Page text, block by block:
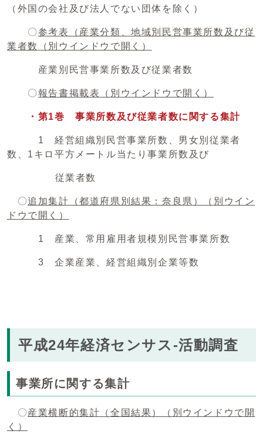
（外国の会社及び法人でない団体を除く）
〇参考表（産業分類、地域別民営事業所数及び従
業者数
（別ウインドウで開く）
産業別民営事業所数及び従業者数
〇報告書掲載表 （別ウインドウで開く）
・第1巻 事業所数及び従業者数に関する集計
1 経営組織別民営事業所数、男女別従業者
数、1キロ平方メートル当たり事業所数及び
従業者数
〇追加集計（都道府県別結果：奈良県）
（別ウイン
ドウで開く）
1 産業、常用雇用者規模別民営事業所数
3 企業産業、経営組織別企業等数
平成24年経済センサス-活動調査
事業所に関する集計
〇産業横断的集計（全国結果）
（別ウインドウで開
く）